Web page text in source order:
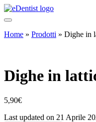
Home » Prodotti » Dighe in
Dighe in
5,90€
Last updated on 21 Aprile